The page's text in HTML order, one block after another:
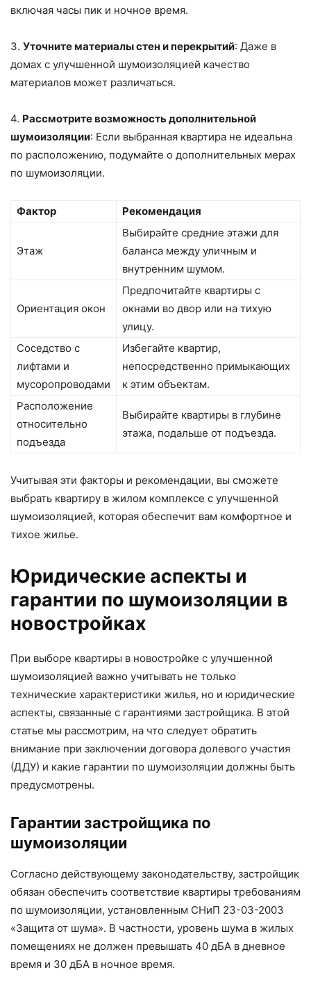
включая часы пик и ночное время.
3. Уточните материалы стен и перекрытий: Даже в
домах с улучшенной шумоизоляцией качество
материалов может различаться.
4. Рассмотрите возможность дополнительной
шумоизоляции: Если выбранная квартира не идеальна
по расположению, подумайте о дополнительных мерах
по шумоизоляции.
Фактор Рекомендация
Этаж
Выбирайте средние этажи для
баланса между уличным и
внутренним шумом.
Ориентация окон
Предпочитайте квартиры с
окнами во двор или на тихую
улицу.
Соседство с
лифтами и
мусоропроводами
Избегайте квартир,
непосредственно примыкающих
к этим объектам.
Расположение
относительно
подъезда
Выбирайте квартиры в глубине
этажа, подальше от подъезда.
Учитывая эти факторы и рекомендации, вы сможете
выбрать квартиру в жилом комплексе с улучшенной
шумоизоляцией, которая обеспечит вам комфортное и
тихое жилье.
Юридические аспекты и
гарантии по шумоизоляции в
новостройках
При выборе квартиры в новостройке с улучшенной
шумоизоляцией важно учитывать не только
технические характеристики жилья, но и юридические
аспекты, связанные с гарантиями застройщика. В этой
статье мы рассмотрим, на что следует обратить
внимание при заключении договора долевого участия
(ДДУ) и какие гарантии по шумоизоляции должны быть
предусмотрены.
Гарантии застройщика по
шумоизоляции
Согласно действующему законодательству, застройщик
обязан обеспечить соответствие квартиры требованиям
по шумоизоляции, установленным СНиП 23-03-2003
«Защита от шума». В частности, уровень шума в жилых
помещениях не должен превышать 40 дБА в дневное
время и 30 дБА в ночное время.